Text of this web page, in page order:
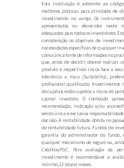
Esta instituição é aderente ao
melhores práticas para atividade de
investimento no varejo. Os
apresentados ou oferecidos neste
adequados para todos os investidores.
consideração os objetivos de
necessidades específicas de qualquer
como única fonte de informações no
que, antes de decidir, deverá realizar
produto e respectivos riscos face a
tolerância a risco (Suitability),
profissional qualificado. Investimentos
de capitais estão sujeitos a riscos de
capital investido. O conteúdo
recomendação, indicação e/ou
sendo única e exclusiva
decisão. A rentabilidade obtida no
de rentabilidade futura. Fundos de
garantia do administrador do fundo,
qualquer mecanismo de seguro ou,
Créditos/FGC. Para avaliação da
investimento é recomendável a
mínimo, 12 (doze) meses.